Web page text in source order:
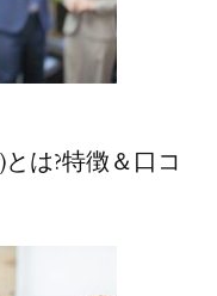
は?特徴＆口コ